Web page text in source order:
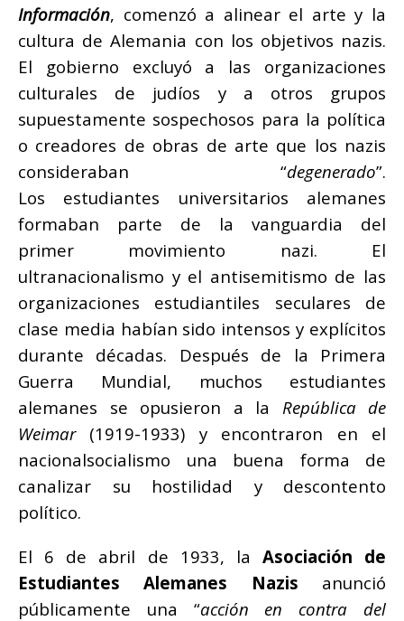
Información, comenzó a alinear el arte y la
cultura de Alemania con los objetivos nazis.
El gobierno excluyó a las organizaciones
culturales de judíos y a otros grupos
supuestamente sospechosos para la política
o creadores de obras de arte que los nazis
consideraban “degenerado”.
Los estudiantes universitarios alemanes
formaban parte de la vanguardia del
primer movimiento nazi. El
ultranacionalismo y el antisemitismo de las
organizaciones estudiantiles seculares de
clase media habían sido intensos y explícitos
durante décadas. Después de la Primera
Guerra Mundial, muchos estudiantes
alemanes se opusieron a la República de
Weimar(1919-1933) y encontraron en el
nacionalsocialismo una buena forma de
canalizar su hostilidad y descontento
político.
El 6 de abril de 1933, la Asociación de
Estudiantes Alemanes Nazis anunció
públicamente una “acción en contra del